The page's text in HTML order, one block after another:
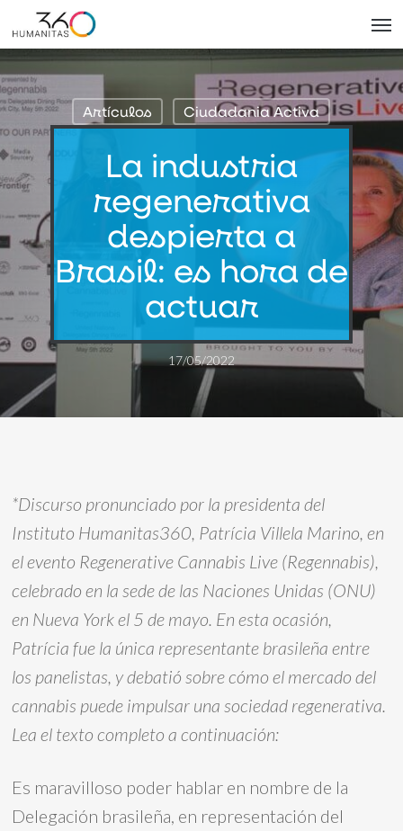
to
main
content
Artículos Ciudadania Activa
La industria
regenerativa
despierta a
Brasil: es hora de
actuar
17/05/2022
*Discurso pronunciado por la presidenta del
Instituto Humanitas360, Patrícia Villela Marino, en
el evento Regenerative Cannabis Live (Regennabis),
celebrado en la sede de las Naciones Unidas (ONU)
en Nueva York el 5 de mayo. En esta ocasión,
Patrícia fue la única representante brasileña entre
los panelistas, y debatió sobre cómo el mercado del
cannabis puede impulsar una sociedad regenerativa.
Lea el texto completo a continuación:
Es maravilloso poder hablar en nombre de la
Delegación brasileña, en representación del